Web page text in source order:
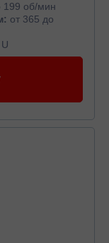
199 об/мин
от 365 до